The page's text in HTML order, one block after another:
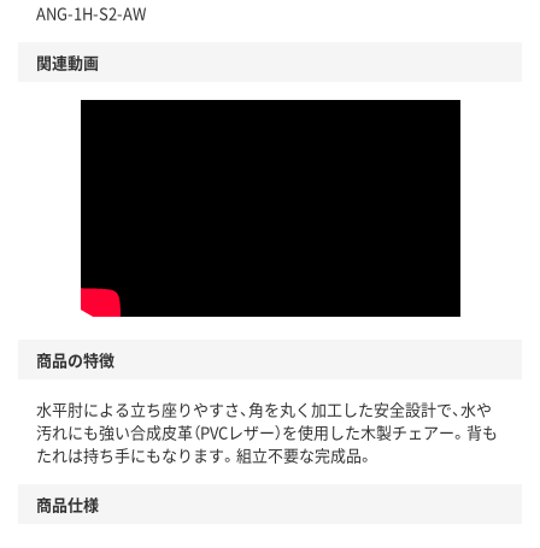
ANG-1H-S2-AW
関連動画
商品の特徴
水平肘による立ち座りやすさ、角を丸く加工した安全設計で、水や
汚れにも強い合成皮革（PVCレザー）を使用した木製チェアー。背も
たれは持ち手にもなります。組立不要な完成品。
商品仕様